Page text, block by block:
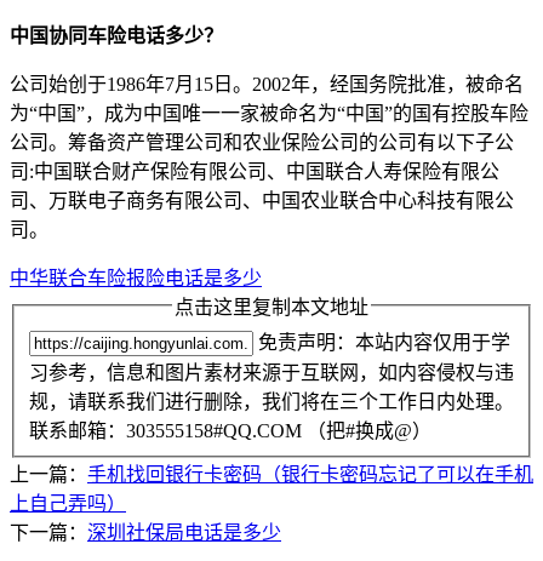
中国协同车险电话多少？
公司始创于1986年7月15日。2002年，经国务院批准，被命名
为“中国”，成为中国唯一一家被命名为“中国”的国有控股车险
公司。筹备资产管理公司和农业保险公司的公司有以下子公
司:中国联合财产保险有限公司、中国联合人寿保险有限公
司、万联电子商务有限公司、中国农业联合中心科技有限公
司。
中华联合车险报险电话是多少
点击这里复制本文地址
免责声明：本站内容仅用于学
习参考，信息和图片素材来源于互联网，如内容侵权与违
规，请联系我们进行删除，我们将在三个工作日内处理。
联系邮箱：303555158#QQ.COM （把#换成@）
上一篇： 手机找回银行卡密码（银行卡密码忘记了可以在手机
上自己弄吗）
下一篇： 深圳社保局电话是多少